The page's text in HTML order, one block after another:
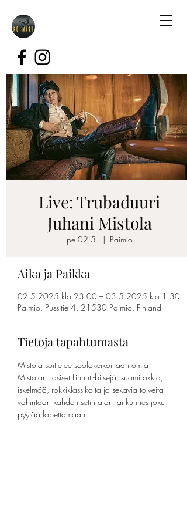
Live: Trubaduuri
Juhani Mistola
pe 02.5.
  |
Paimio
Aika ja Paikka
02.5.2025 klo 23.00 – 03.5.2025 klo 1.30
Paimio, Pussitie 4, 21530 Paimio, Finland
Tietoja tapahtumasta
Mistola soittelee soolokeikoillaan omia
Mistolan Lasiset Linnut -biisejä, suomirokkia,
iskelmää, rokkiklassikoita ja sekavia toiveita
vähintään kahden setin ajan tai kunnes joku
pyytää lopettamaan.